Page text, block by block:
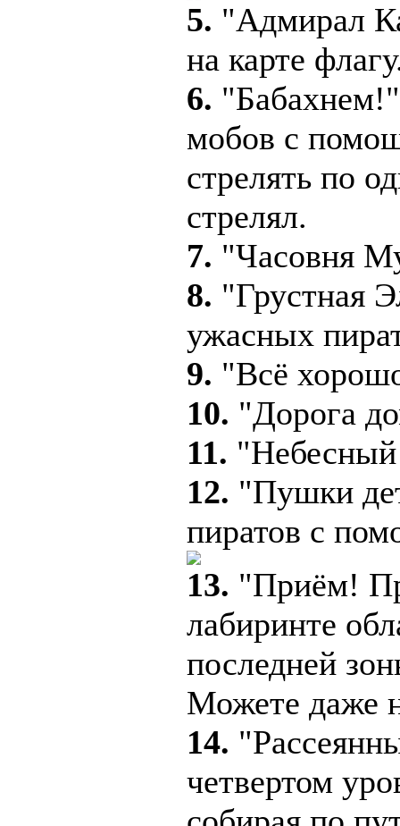
5. "Адмирал
на карте
6.
мобов с
стрелять по
стрелял.
7. "Часовня
8. "Грустная
ужасных
9. "Всё
10. "Дорога
11. "Небесный
12. "Пушки
пиратов с
13. "Приём!
лабиринте
последней
Можете даже
14.
четвертом